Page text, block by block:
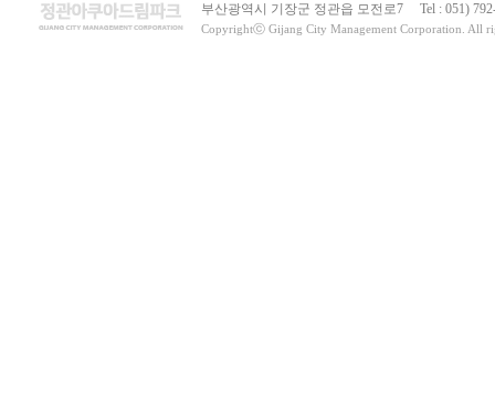
부산광역시 기장군 정관읍 모전로7 Tel : 051)
Copyrightⓒ Gijang City Management Corporation. All